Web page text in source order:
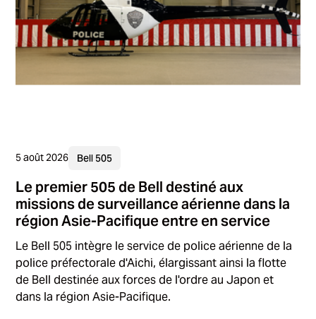
5 août 2026 Bell 505
Le premier 505 de Bell destiné aux
missions de surveillance aérienne dans la
région Asie-Pacifique entre en service
Le Bell 505 intègre le service de police aérienne de la
police préfectorale d'Aichi, élargissant ainsi la flotte
de Bell destinée aux forces de l'ordre au Japon et
dans la région Asie-Pacifique.